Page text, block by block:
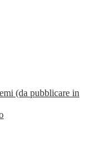
(da pubblicare in